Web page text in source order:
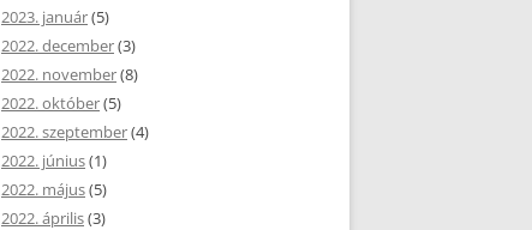
2023. január(5)
2022. december(3)
2022. november(8)
2022. október(5)
2022. szeptember(4)
2022. június(1)
2022. május(5)
2022. április(3)